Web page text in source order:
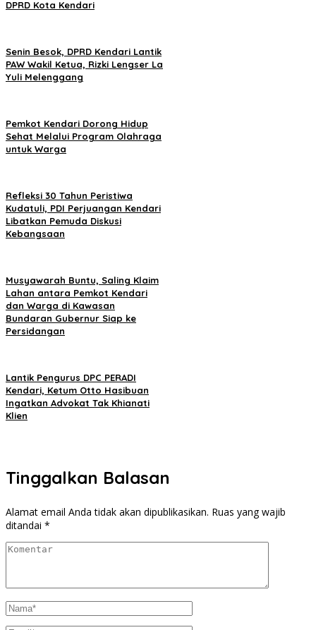
DPRD Kota Kendari
Senin Besok, DPRD Kendari Lantik
PAW Wakil Ketua, Rizki Lengser La
Yuli Melenggang
Pemkot Kendari Dorong Hidup
Sehat Melalui Program Olahraga
untuk Warga
Refleksi 30 Tahun Peristiwa
Kudatuli, PDI Perjuangan Kendari
Libatkan Pemuda Diskusi
Kebangsaan
Musyawarah Buntu, Saling Klaim
Lahan antara Pemkot Kendari
dan Warga di Kawasan
Bundaran Gubernur Siap ke
Persidangan
Lantik Pengurus DPC PERADI
Kendari, Ketum Otto Hasibuan
Ingatkan Advokat Tak Khianati
Klien
Tinggalkan Balasan
Alamat email Anda tidak akan dipublikasikan. Ruas yang wajib
ditandai *